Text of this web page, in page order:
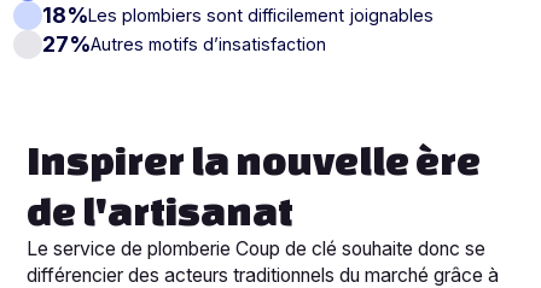
18%Les plombiers sont difficilement joignables
27%Autres motifs d’insatisfaction
Inspirer la nouvelle ère
de l'artisanat
Le service de plomberie Coup de clé souhaite donc se
différencier des acteurs traditionnels du marché grâce à